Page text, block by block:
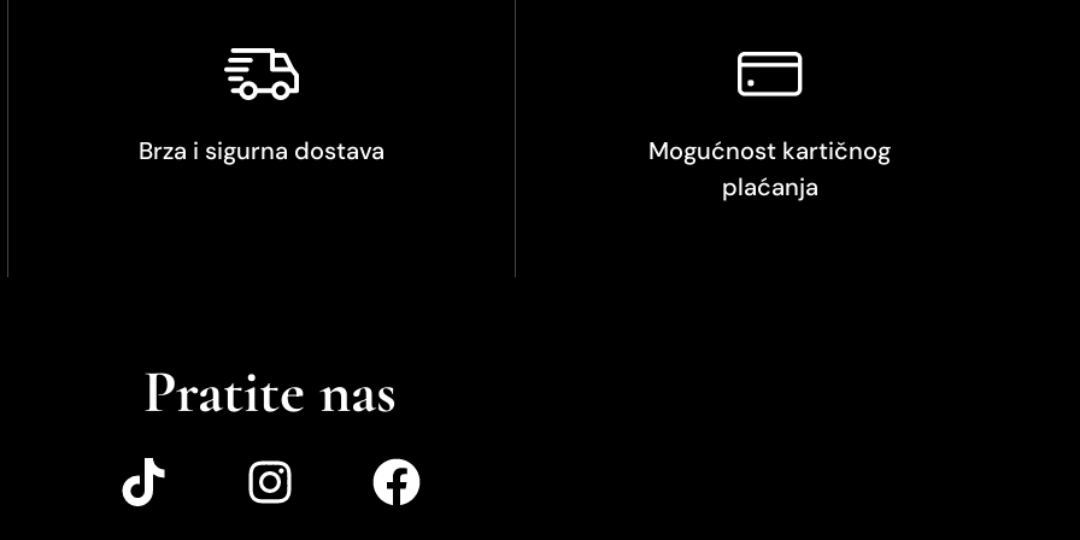
Brza i sigurna dostava
Mogućnost kartičnog
plaćanja
Pratite nas